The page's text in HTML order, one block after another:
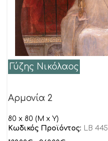
Γύζης Νικόλαος
Αρμονία 2
80 x 80 (M x Y)
Κωδικός Προϊόντος: LB 445